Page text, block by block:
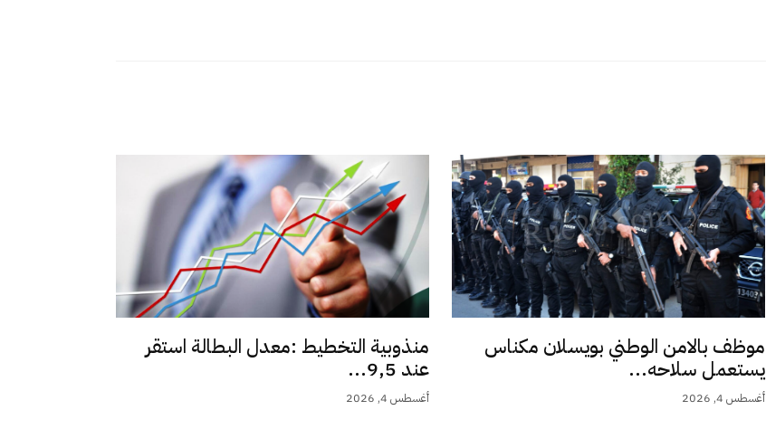
موظف بالامن الوطني بويسلان مكناس
يستعمل سلاحه...
أغسطس 4, 2026
منذوبية التخطيط :معدل البطالة استقر
عند 9,5...
أغسطس 4, 2026